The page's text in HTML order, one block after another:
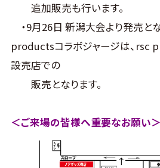
追加販売も行います。
・9月26日 新潟大会より発売と
productsコラボジャージは、rsc
設売店での
販売となります。
＜ご来場の皆様へ重要なお願い＞